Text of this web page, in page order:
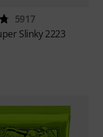
5917
Slinky 2223